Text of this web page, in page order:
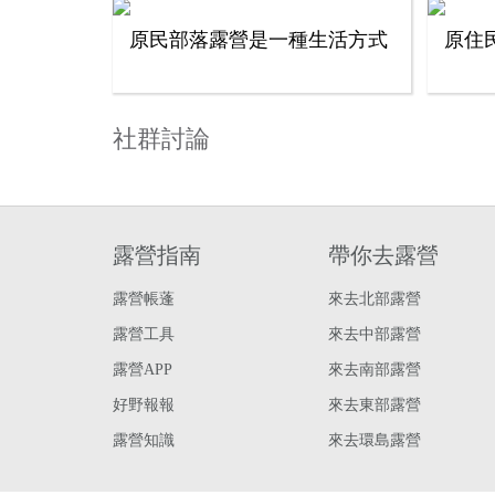
原民部落露營是一種生活方式 原住
社群討論
露營指南
露營帳蓬
露營工具
露營APP
好野報報
露營知識
帶你去露營
來去北部露營
來去中部露營
來去南部露營
來去東部露營
來去環島露營